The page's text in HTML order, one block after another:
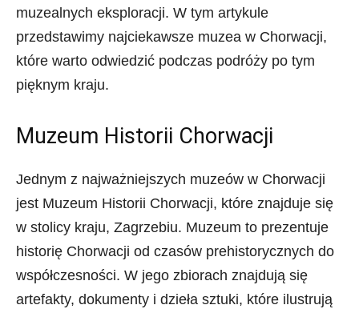
muzealnych eksploracji. W tym artykule
przedstawimy najciekawsze muzea w Chorwacji,
które warto odwiedzić podczas podróży po tym
pięknym kraju.
Muzeum Historii Chorwacji
Jednym z najważniejszych muzeów w Chorwacji
jest Muzeum Historii Chorwacji, które znajduje się
w stolicy kraju, Zagrzebiu. Muzeum to prezentuje
historię Chorwacji od czasów prehistorycznych do
współczesności. W jego zbiorach znajdują się
artefakty, dokumenty i dzieła sztuki, które ilustrują